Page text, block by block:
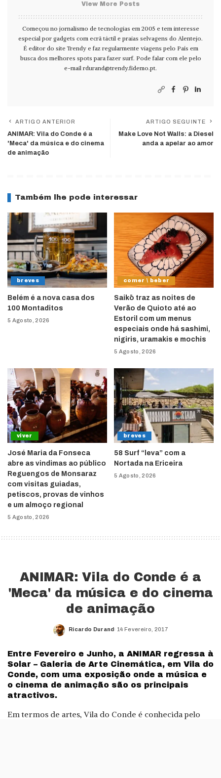
View More Posts
Começou no jornalismo de tecnologias em 2005 e tem interesse
especial por gadgets com ecrã táctil e praias selvagens do Alentejo.
É editor do site Trendy e faz regularmente viagens pelo País em
busca dos melhores spots para fazer surf. Pode falar com ele pelo
e-mail rdurand@trendy.fidemo.pt.
ARTIGO ANTERIOR
ANIMAR: Vila do Conde é a
'Meca' da música e do cinema
de animação
ARTIGO SEGUINTE
Make Love Not Walls: a Diesel
anda a apelar ao amor
Também lhe pode interessar
breves
Belém é a nova casa dos
100 Montaditos
5 Agosto, 2026
comer \ beber
Saikō traz as noites de
Verão de Quioto até ao
Estoril com um menus
especiais onde há sashimi,
nigiris, uramakis e mochis
5 Agosto, 2026
viver
José Maria da Fonseca
abre as vindimas ao público
Reguengos de Monsaraz
com visitas guiadas,
petiscos, provas de vinhos
e um almoço regional
5 Agosto, 2026
breves
58 Surf “leva” com a
Nortada na Ericeira
5 Agosto, 2026
ANIMAR: Vila do Conde é a
'Meca' da música e do cinema
de animação
Posted
Ricardo Durand 14 Fevereiro, 2017
Entre Fevereiro e Junho, a ANIMAR regressa à
Solar – Galeria de Arte Cinemática, em Vila do
Conde, com uma exposição onde a música e
o cinema de animação são os principais
atractivos.
Em termos de artes, Vila do Conde é conhecida pelo